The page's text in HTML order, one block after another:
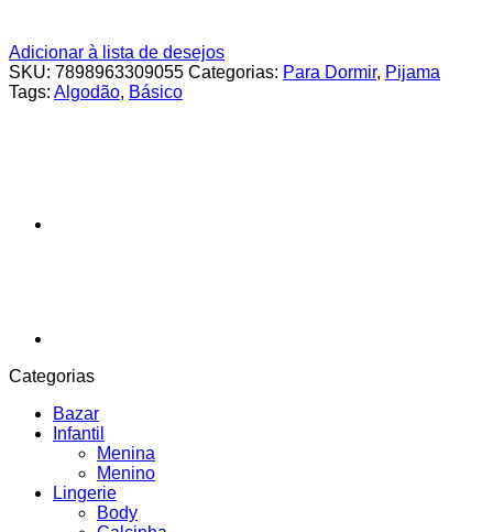
Adicionar à lista de desejos
SKU: 7898963309055 Categorias: Para Dormir, Pijama
Tags: Algodão, Básico
Categorias
Bazar
Infantil
Menina
Menino
Lingerie
Body